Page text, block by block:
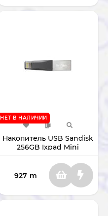
Накопитель USB Sandisk
256GB Ixpad Mini
SDIX90N-256G-GN6NE
НЕТ В НАЛИЧИИ
927 m